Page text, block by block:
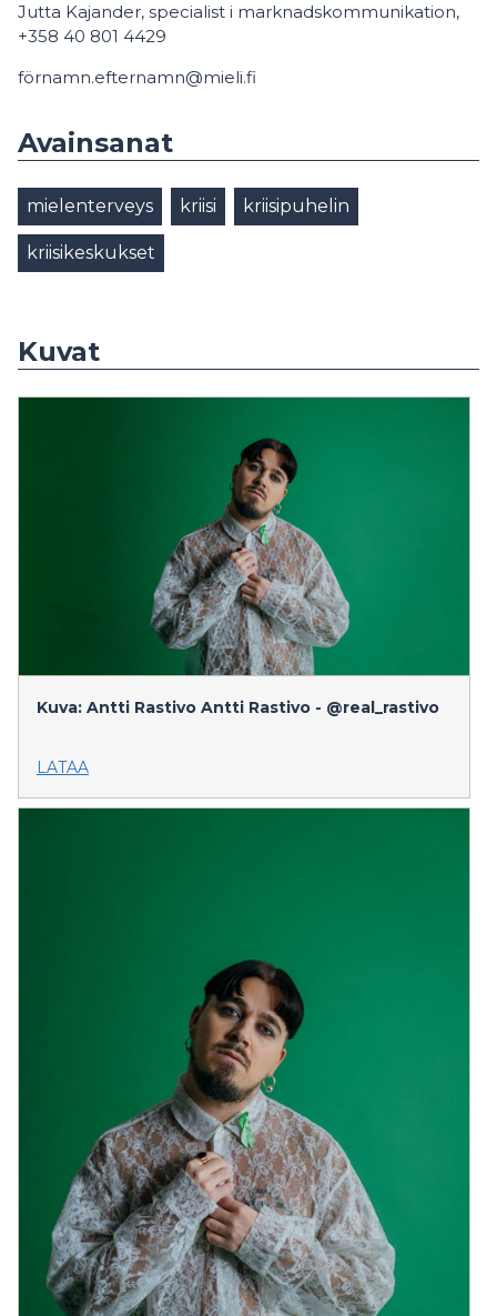
Jutta Kajander, specialist i marknadskommunikation,
+358 40 801 4429
förnamn.efternamn@mieli.fi
Avainsanat
mielenterveys kriisi kriisipuhelin
kriisikeskukset
Kuvat
Kuva: Antti Rastivo Antti Rastivo - @real_rastivo
LATAA